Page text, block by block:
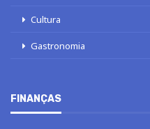
Cultura
Gastronomia
FINANÇAS